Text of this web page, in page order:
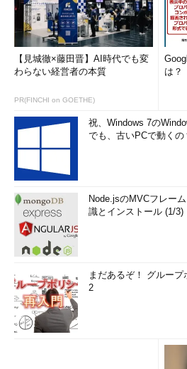
【見城徹×藤田晋】AI時代でも変
わらない経営者の本質
PR(FINCHI on GOETHE)
は？
祝、Windows 7の
でも、古いPCで動くの
Node.jsのMVCフレー
識とインストール (1/3)
まだあるぞ！ グループ
2